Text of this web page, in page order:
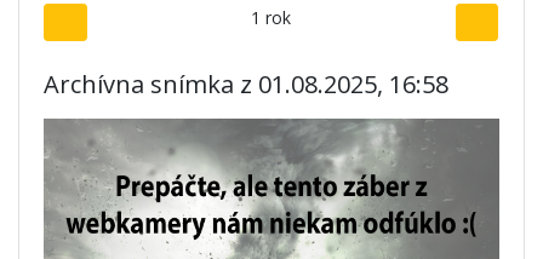
1 rok
Archívna snímka z 01.08.2025, 16:58